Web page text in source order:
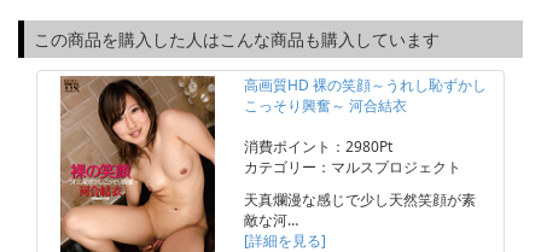
この商品を購入した人はこんな商品も購入しています
高画質HD 裸の笑顔～うれし恥ずかし
こっそり興奮～ 河合結衣
消費ポイント：2980Pt
カテゴリー：マルスプロジェクト
天真爛漫な感じで少し天然笑顔が素
敵な河…
[詳細を見る]